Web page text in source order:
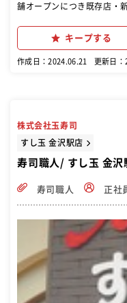
舗オープンにつき既存店・
ンまでは、既存店にて研修もできます。 ＜お仕
店で寿司の調理､接客をお
ですし職人としての業務を
キープする
作成日：2024.06.21 更新日：
株式会社玉寿司
すし玉 金沢駅店
寿司職人/ すし玉 金沢
寿司職人 正社